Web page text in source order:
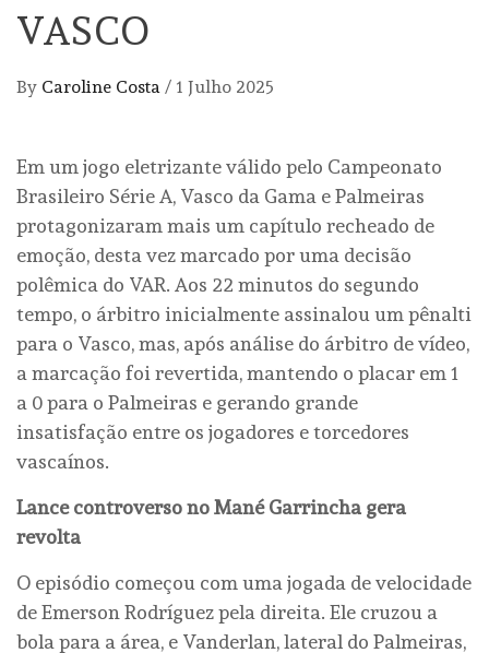
VASCO
By Caroline Costa / 1 Julho 2025
Em um jogo eletrizante válido pelo Campeonato
Brasileiro Série A, Vasco da Gama e Palmeiras
protagonizaram mais um capítulo recheado de
emoção, desta vez marcado por uma decisão
polêmica do VAR. Aos 22 minutos do segundo
tempo, o árbitro inicialmente assinalou um pênalti
para o Vasco, mas, após análise do árbitro de vídeo,
a marcação foi revertida, mantendo o placar em 1
a 0 para o Palmeiras e gerando grande
insatisfação entre os jogadores e torcedores
vascaínos.
Lance controverso no Mané Garrincha gera
revolta
O episódio começou com uma jogada de velocidade
de Emerson Rodríguez pela direita. Ele cruzou a
bola para a área, e Vanderlan, lateral do Palmeiras,